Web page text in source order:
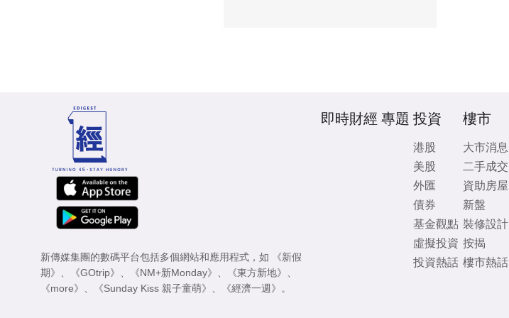
新傳媒集團的數碼平台包括多個網站和應用程式，如
《新假
期》
《GOtrip》 《NM+新Monday》 《東方新地》
《more》
《Sunday Kiss 親子童萌》 《經濟一週》 。
即時財經 專題 投資
港股
美股
外匯
債券
基金觀點
虛擬投資
投資熱話
樓市
大市消息
二手成交
資助房屋
新盤
裝修設計
按揭
樓市熱話